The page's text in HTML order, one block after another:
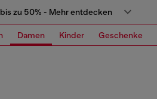
zu 50% - Mehr entdecken
Damen Kinder Geschenke